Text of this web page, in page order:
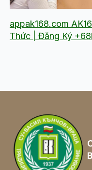
appak168.com
Thức | Đăng Ký